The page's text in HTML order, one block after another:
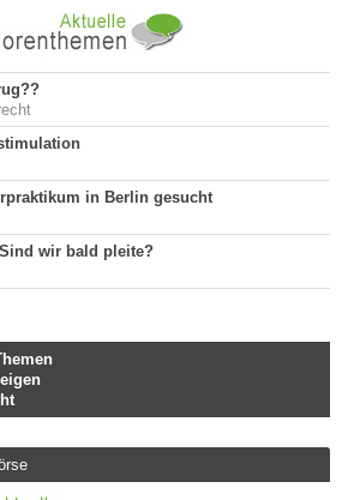
in Berlin gesucht
wir bald pleite?